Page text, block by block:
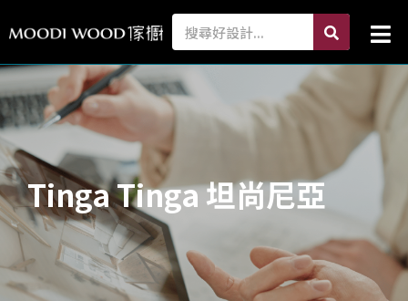
至
要
內
容
Search search
Tinga Tinga 坦尚尼亞